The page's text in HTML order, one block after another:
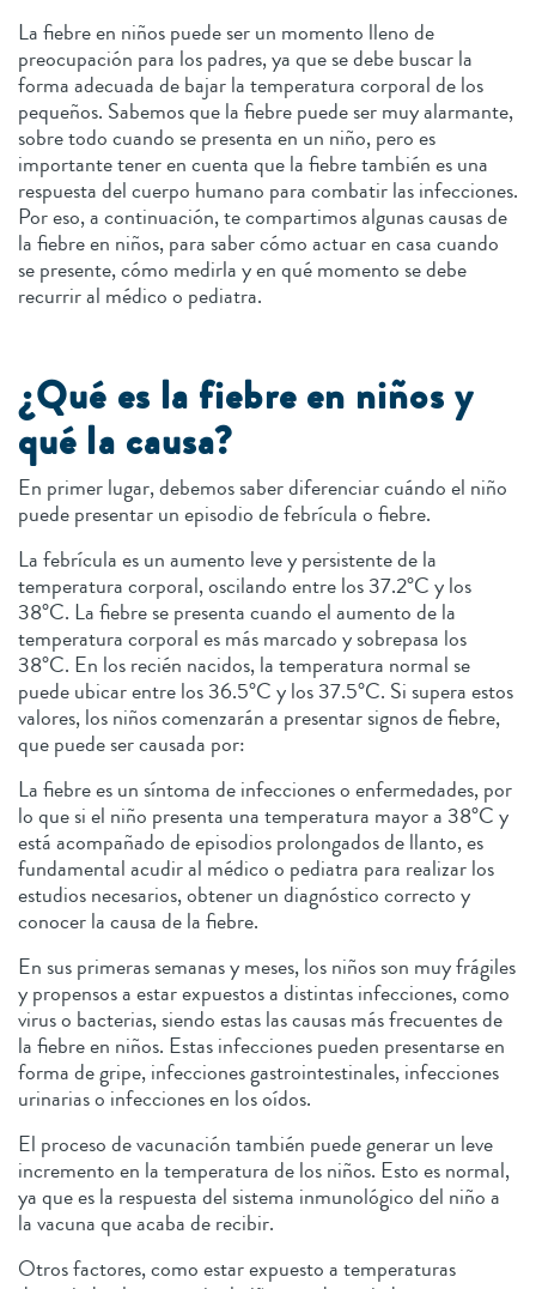
La fiebre en niños puede ser un momento lleno de
preocupación para los padres, ya que se debe buscar la
forma adecuada de bajar la temperatura corporal de los
pequeños. Sabemos que la fiebre puede ser muy alarmante,
sobre todo cuando se presenta en un niño, pero es
importante tener en cuenta que la fiebre también es una
respuesta del cuerpo humano para combatir las infecciones.
Por eso, a continuación, te compartimos algunas causas de
la fiebre en niños, para saber cómo actuar en casa cuando
se presente, cómo medirla y en qué momento se debe
recurrir al médico o pediatra.
¿Qué es la fiebre en niños y
qué la causa?
En primer lugar, debemos saber diferenciar cuándo el niño
puede presentar un episodio de febrícula o fiebre.
La febrícula es un aumento leve y persistente de la
temperatura corporal, oscilando entre los 37.2°C y los
38°C. La fiebre se presenta cuando el aumento de la
temperatura corporal es más marcado y sobrepasa los
38°C. En los recién nacidos, la temperatura normal se
puede ubicar entre los 36.5°C y los 37.5°C. Si supera estos
valores, los niños comenzarán a presentar signos de fiebre,
que puede ser causada por:
La fiebre es un síntoma de infecciones o enfermedades, por
lo que si el niño presenta una temperatura mayor a 38°C y
está acompañado de episodios prolongados de llanto, es
fundamental acudir al médico o pediatra para realizar los
estudios necesarios, obtener un diagnóstico correcto y
conocer la causa de la fiebre.
En sus primeras semanas y meses, los niños son muy frágiles
y propensos a estar expuestos a distintas infecciones, como
virus o bacterias, siendo estas las causas más frecuentes de
la fiebre en niños. Estas infecciones pueden presentarse en
forma de gripe, infecciones gastrointestinales, infecciones
urinarias o infecciones en los oídos.
El proceso de vacunación también puede generar un leve
incremento en la temperatura de los niños. Esto es normal,
ya que es la respuesta del sistema inmunológico del niño a
la vacuna que acaba de recibir.
Otros factores, como estar expuesto a temperaturas